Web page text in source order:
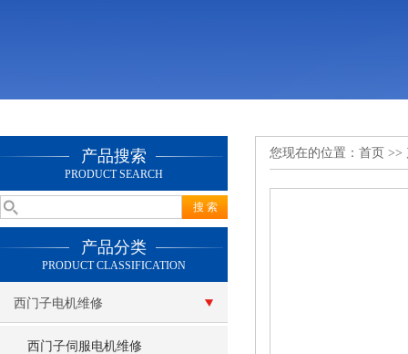
产品搜索
PRODUCT SEARCH
产品分类
PRODUCT CLASSIFICATION
西门子电机维修
西门子伺服电机维修
您现在的位置： 首页 >>